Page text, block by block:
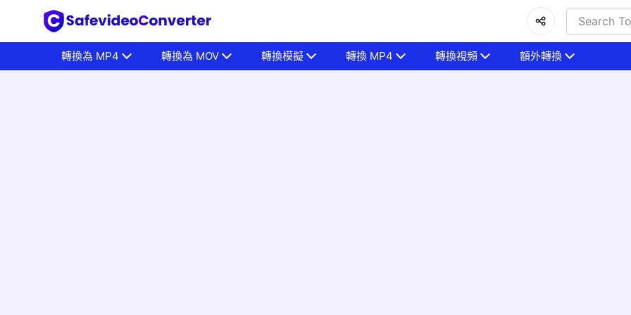
轉換為 MP4 轉換為 MOV 轉換模擬 轉換 MP4 轉換視頻 額外轉換